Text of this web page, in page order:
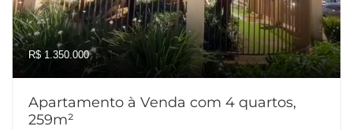
R$ 1.350.000
Apartamento à Venda com 4 quartos,
259m²